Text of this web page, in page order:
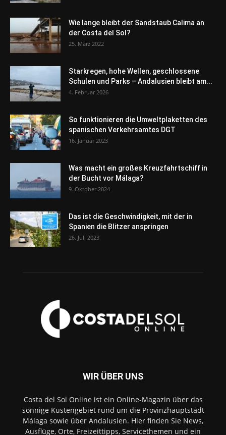
Wie lange bleibt der Sandstaub Calima an
der Costa del Sol?
25. März 2022
Starkregen, hohe Wellen, geschlossene
Schulen und Parks – Andalusien bleibt am...
4. Februar 2026
So funktionieren die Umweltplaketten des
spanischen Verkehrsamtes DGT
16. Januar 2023
Was macht ein großes Kreuzfahrtschiff in
der Bucht vor Málaga?
9. Oktober 2024
Das ist die Geschwindigkeit, mit der in
Spanien die Blitzer anspringen
26. Juli 2023
WIR ÜBER UNS
Costa del Sol Online ist ein Online-Magazin über das
sonnige Küstengebiet rund um die Provinzhauptstadt
Málaga sowie über Andalusien. Hier finden Sie News,
Ausflüge, Orte, Freizeittipps, Servicethemen und ein